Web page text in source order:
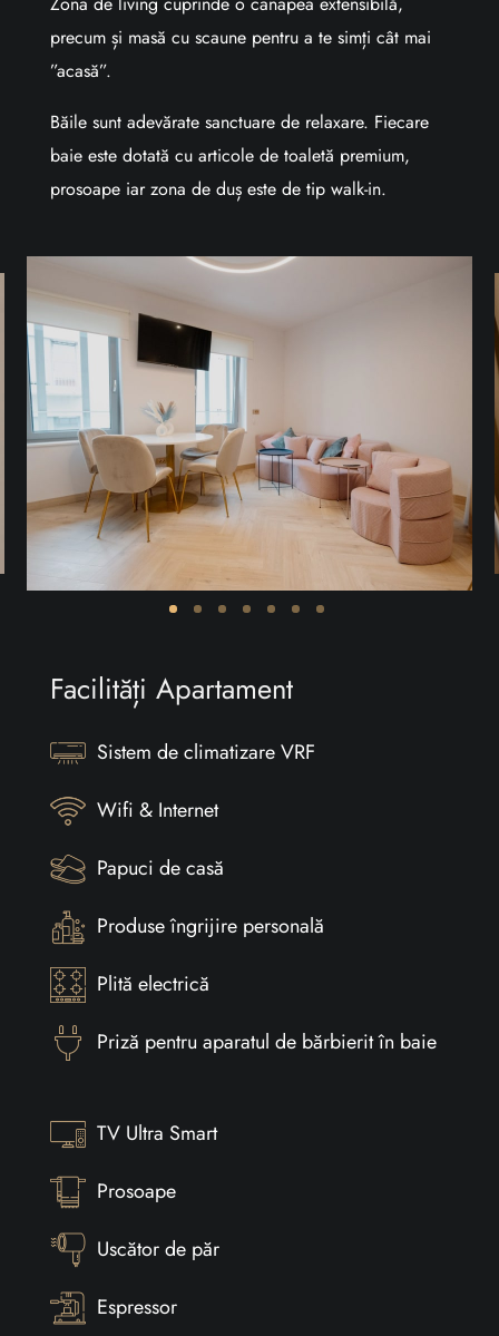
precum și masă cu scaune pentru a te simți cât mai
”acasă”.
Băile sunt adevărate sanctuare de relaxare. Fiecare
baie este dotată cu articole de toaletă premium,
prosoape iar zona de duș este de tip walk-in.
Facilități Apartament
Sistem de climatizare VRF
Wifi & Internet
Papuci de casă
Produse îngrijire personală
Plită electrică
Priză pentru aparatul de bărbierit în baie
TV Ultra Smart
Prosoape
Uscător de păr
Espressor